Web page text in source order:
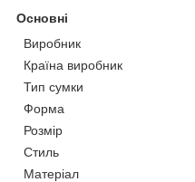
Основні
Виробник
Країна виробник
Тип сумки
Форма
Розмір
Стиль
Матеріал